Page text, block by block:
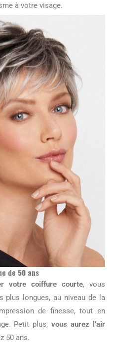
à votre visage.
de 50 ans
votre coiffure courte, vous
plus longues, au niveau de la
de finesse, tout en
Petit plus,vous aurez l’air
50 ans.